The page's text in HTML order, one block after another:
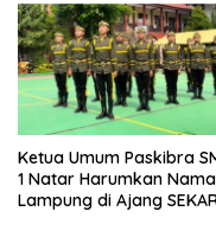
Ketua Umum Paskibra
1 Natar Harumkan Nama
Lampung di Ajang